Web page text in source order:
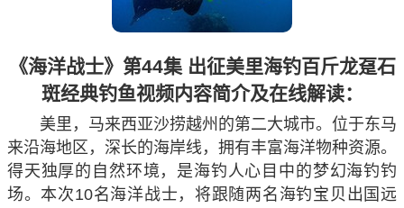
《海洋战士》第44集 出征美里海钓百斤龙趸石
斑经典钓鱼视频内容简介及在线解读：
美里，马来西亚沙捞越州的第二大城市。位于东马
来沿海地区，深长的海岸线，拥有丰富海洋物种资源。
得天独厚的自然环境，是海钓人心目中的梦幻海钓钓
场。本次10名海洋战士，将跟随两名海钓宝贝出国远